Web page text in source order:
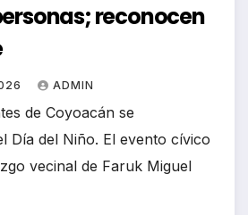
reconocen
ADMIN
de Coyoacán se
Día del Niño. El evento cívico
vecinal de Faruk Miguel